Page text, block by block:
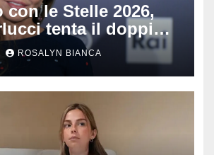
con le Stelle 2026,
tenta il doppio
i papabili Ornella
Guerritore
ROSALYN BIANCA